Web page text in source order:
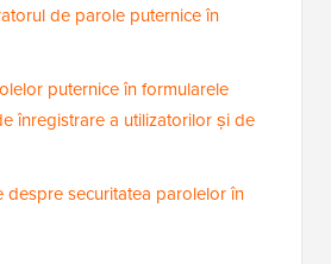
de parole puternice în
puternice în formularele
înregistrare a utilizatorilor și de
despre securitatea parolelor în